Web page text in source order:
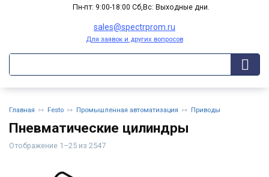
Пн-пт: 9:00-18:00 Сб,Вс: Выходные дни.
sales@spectrprom.ru
Для заявок и других вопросов
Главная Festo Промышленная автоматизация Приводы
Пневматические цилиндры
Отображение 1–25 из 2547